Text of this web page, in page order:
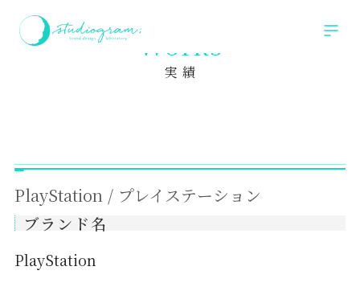
ホーム
Works
実 績
PlayStation / プレイステーション
ブランド名
PlayStation